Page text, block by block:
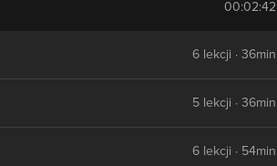
00:02:42
6 lekcji · 36min
5 lekcji · 36min
6 lekcji · 54min